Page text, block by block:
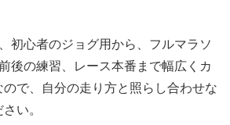
初心者のジョグ用から、フルマラソ
後の練習、レース本番まで幅広くカ
で、自分の走り方と照らし合わせな
い。